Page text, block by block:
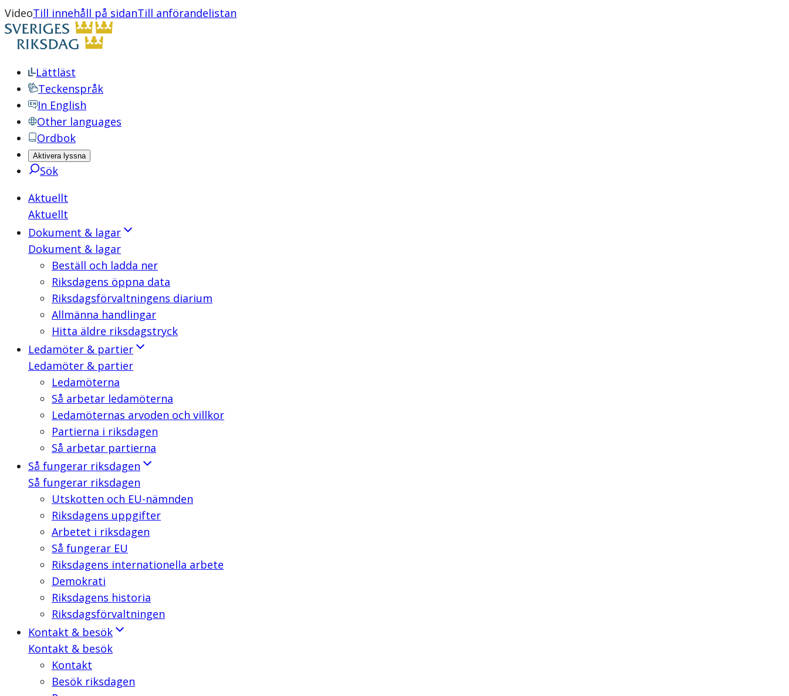
VideoTill innehåll på sidanTill anförandelistan
Lättläst
Teckenspråk
In English
Other languages
Ordbok
Aktivera lyssna
Sök
Aktuellt
Aktuellt
Dokument & lagar
Dokument & lagar
Beställ och ladda ner
Riksdagens öppna data
Riksdagsförvaltningens diarium
Allmänna handlingar
Hitta äldre riksdagstryck
Ledamöter & partier
Ledamöter & partier
Ledamöterna
Så arbetar ledamöterna
Ledamöternas arvoden och villkor
Partierna i riksdagen
Så arbetar partierna
Så fungerar riksdagen
Så fungerar riksdagen
Utskotten och EU-nämnden
Riksdagens uppgifter
Arbetet i riksdagen
Så fungerar EU
Riksdagens internationella arbete
Demokrati
Riksdagens historia
Riksdagsförvaltningen
Kontakt & besök
Kontakt & besök
Kontakt
Besök riksdagen